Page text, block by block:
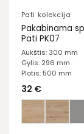
Pati kolekcija
Pakabinama
Pati PK07
Aukštis: 300 mm
Gylis: 296 mm
Plotis: 500 mm
32 €